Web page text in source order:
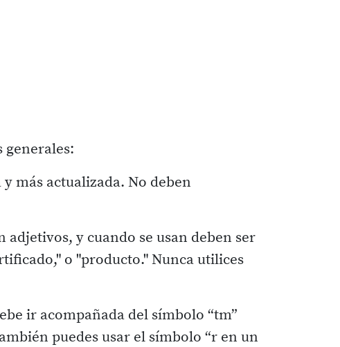
generales:
más actualizada. No deben
y cuando se usan deben ser
o "producto." Nunca utilices
ir acompañada del símbolo “tm”
puedes usar el símbolo “r en un